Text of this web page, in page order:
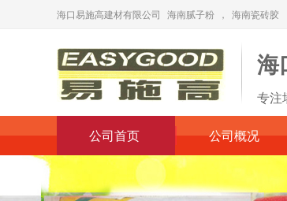
海口易施高建材有限公司 海南腻子粉 ， 海南瓷砖胶
海
专注
公司首页 公司概况